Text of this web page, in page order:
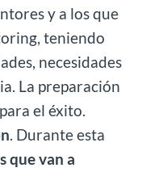
y a los que
teniendo
necesidades
La preparación
el éxito.
. Durante esta
que van a